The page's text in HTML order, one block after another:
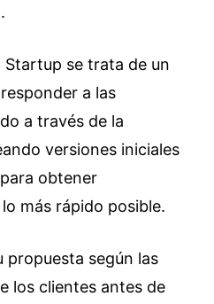
Startup se trata de un
a las
a través de la
versiones iniciales
obtener
más rápido posible.
propuesta según las
los clientes antes de